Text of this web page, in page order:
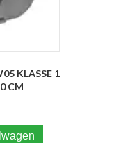
KLASSE 1
CM